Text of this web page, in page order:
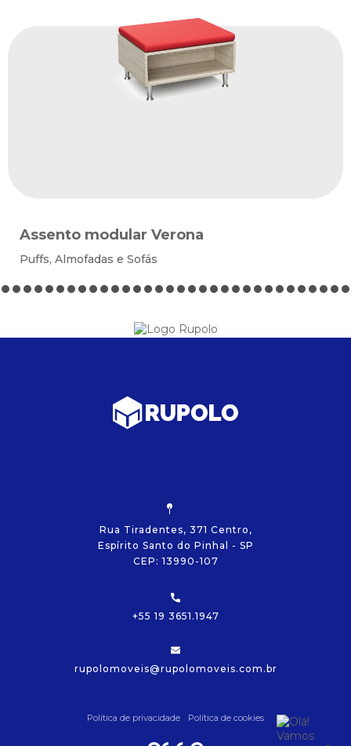
Assento modular Verona
Puffs, Almofadas e Sofás
Rua Tiradentes, 371 Centro,
Espírito Santo do Pinhal - SP
CEP: 13990-107
+55 19 3651.1947
rupolomoveis@rupolomoveis.com.br
Política de privacidade Política de cookies